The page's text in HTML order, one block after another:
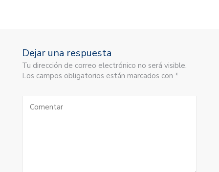
Dejar una respuesta
Tu dirección de correo electrónico no será visible.
Los campos obligatorios están marcados con *